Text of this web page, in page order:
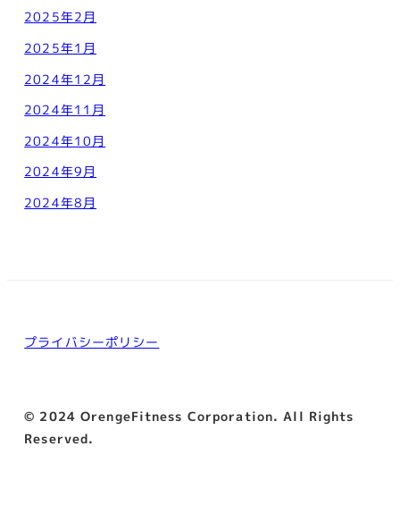
2025年2月
2025年1月
2024年12月
2024年11月
2024年10月
2024年9月
2024年8月
プライバシーポリシー
© 2024 OrengeFitness Corporation. All Rights
Reserved.